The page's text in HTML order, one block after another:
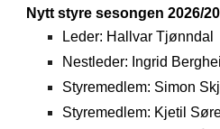
Nytt styre sesongen 2026/
Leder: Hallvar Tjønndal
Nestleder: Ingrid
Styremedlem: Simon
Styremedlem: Kjetil